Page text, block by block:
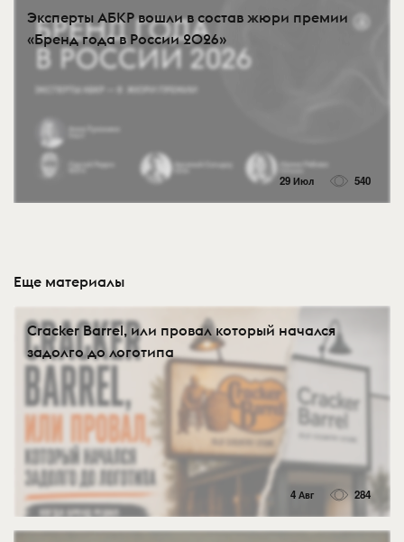
Эксперты АБКР вошли в состав жюри премии
«Бренд года в России 2026»
29 Июл 540
Еще материалы
Cracker Barrel, или провал который начался
задолго до логотипа
4 Авг 284